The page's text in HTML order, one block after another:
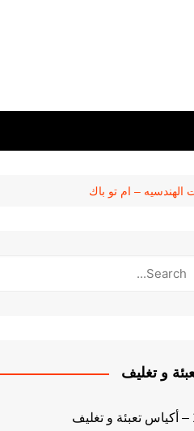
الهندسيه – ام تو باك
و تغليف